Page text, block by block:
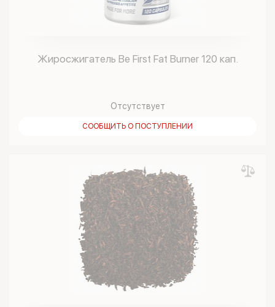
Жиросжигатель Be First Fat Burner 120 кап.
Отсутствует
СООБЩИТЬ О ПОСТУПЛЕНИИ